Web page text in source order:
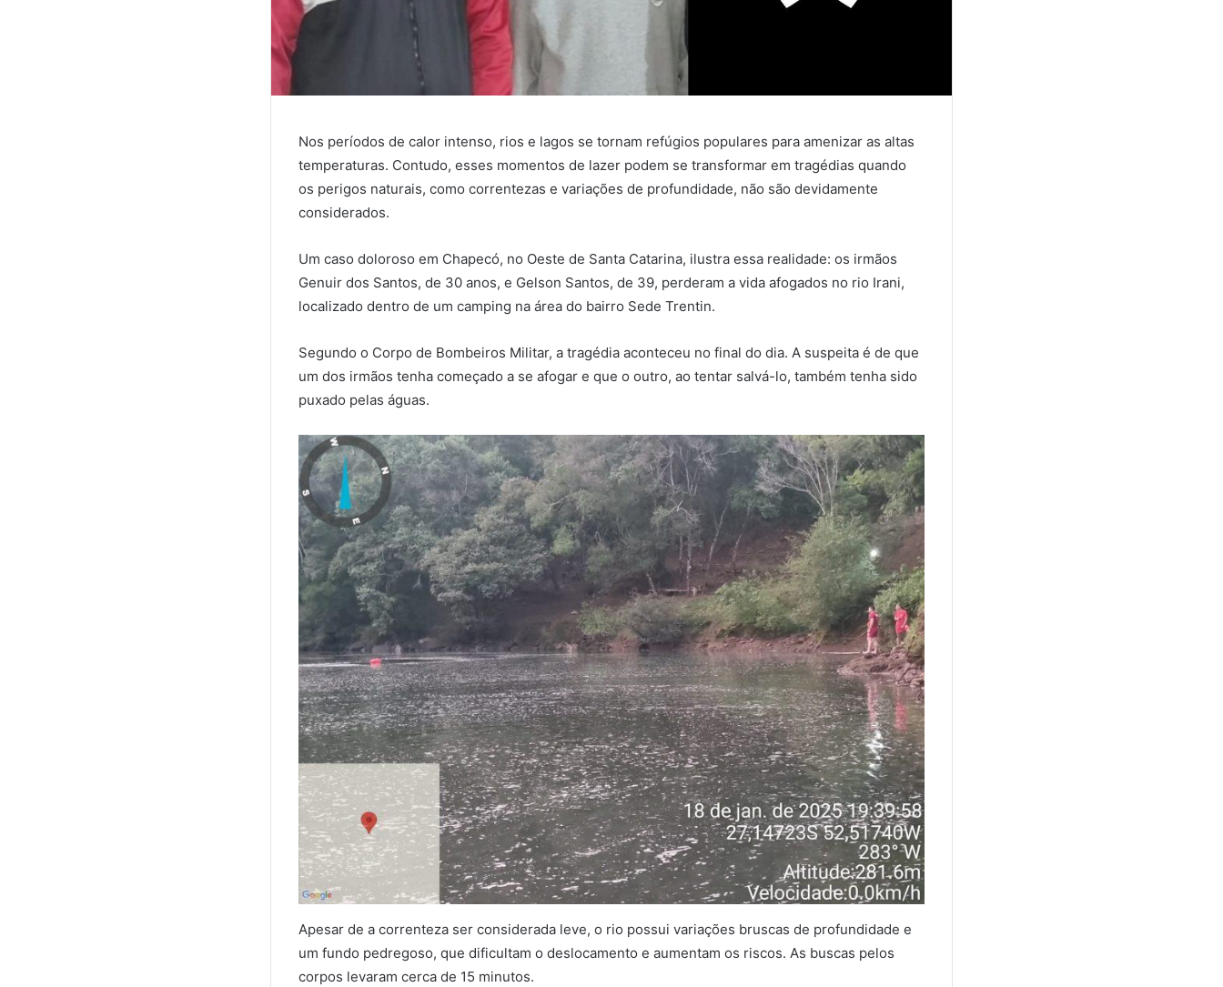
Nos períodos de calor intenso, rios e lagos se tornam refúgios populares para amenizar as altas
temperaturas. Contudo, esses momentos de lazer podem se transformar em tragédias quando
os perigos naturais, como correntezas e variações de profundidade, não são devidamente
considerados.
Um caso doloroso em Chapecó, no Oeste de Santa Catarina, ilustra essa realidade: os irmãos
Genuir dos Santos, de 30 anos, e Gelson Santos, de 39, perderam a vida afogados no rio Irani,
localizado dentro de um camping na área do bairro Sede Trentin.
Segundo o Corpo de Bombeiros Militar, a tragédia aconteceu no final do dia. A suspeita é de que
um dos irmãos tenha começado a se afogar e que o outro, ao tentar salvá-lo, também tenha sido
puxado pelas águas.
Apesar de a correnteza ser considerada leve, o rio possui variações bruscas de profundidade e
um fundo pedregoso, que dificultam o deslocamento e aumentam os riscos. As buscas pelos
corpos levaram cerca de 15 minutos.